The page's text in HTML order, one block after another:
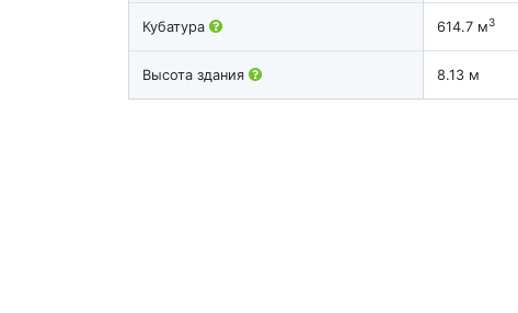
Кубатура 614.7 м3
Высота здания 8.13 м